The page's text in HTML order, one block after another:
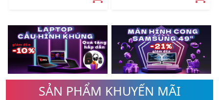
SẢN PHẨM KHUYẾN MÃI